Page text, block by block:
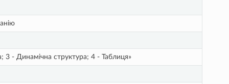
3 - Динамічна структура; 4 - Таблиця»